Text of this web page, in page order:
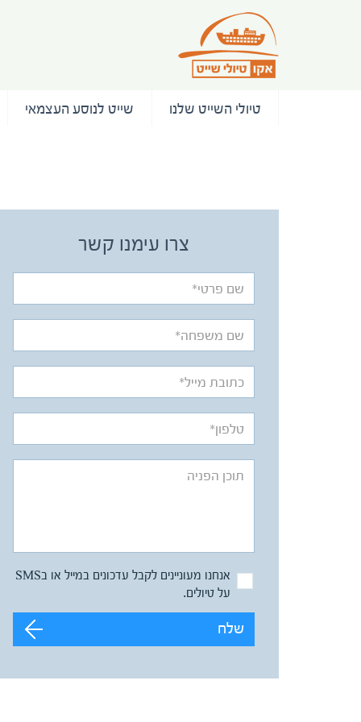
טיולי השייט שלנו שייט לנוסע העצמאי
צרו עימנו קשר
אנחנו מעוניינים לקבל עדכונים במייל או בSMS
על טיולים.
שלח